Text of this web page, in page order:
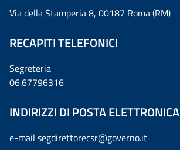
Via della Stamperia 8, 00187 Roma (RM)
RECAPITI TELEFONICI
Segreteria
06.67796316
INDIRIZZI DI POSTA ELETTRONICA
e-mail segdirettorecsr@governo.it